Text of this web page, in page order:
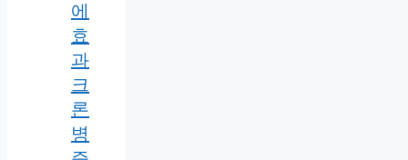
에
효
과
크
론
병